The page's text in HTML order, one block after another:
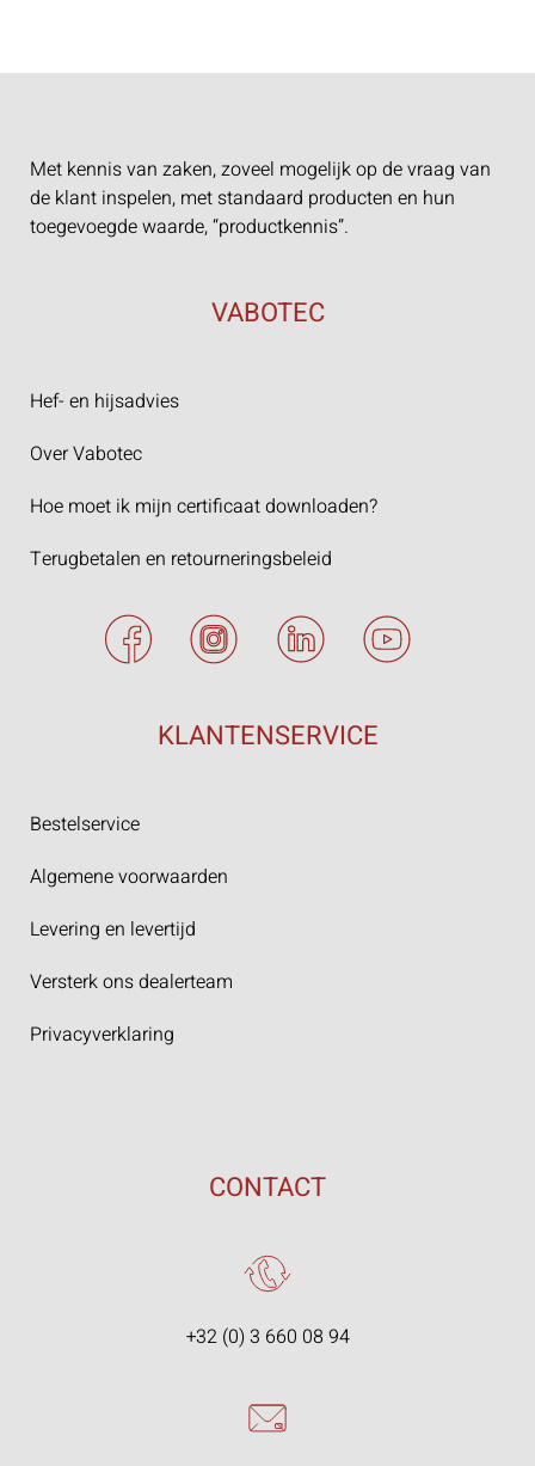
Met kennis van zaken, zoveel mogelijk op de vraag van
de klant inspelen, met standaard producten en hun
toegevoegde waarde, “productkennis”.
VABOTEC
Hef- en hijsadvies
Over Vabotec
Hoe moet ik mijn certificaat downloaden?
Terugbetalen en retourneringsbeleid
KLANTENSERVICE
Bestelservice
Algemene voorwaarden
Levering en levertijd
Versterk ons dealerteam
Privacyverklaring
CONTACT
+32 (0) 3 660 08 94